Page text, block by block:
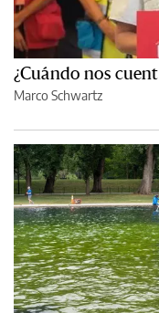
¿Cuándo nos
Marco Schwartz